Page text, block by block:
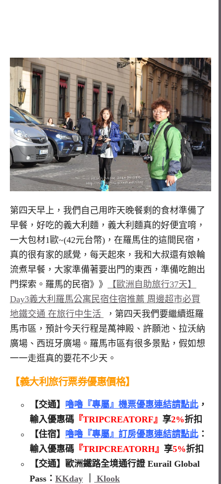
第四天早上，我們自己用昨天晚餐剩的食材準備了
早餐，好吃的義大利麵，義大利麵真的好便宜唷，
一大包材1歐~(42元台幣)，在羅馬住的這間民宿，
真的很有家的感覺，每天起來，我和大叔還有娘輪
流煮早餐，大家準備著要出門的東西，準備吃飽出
門探索。羅馬的民宿》》
【歐洲自助旅行37天】
Day3義大利羅馬公寓民宿住宿推薦 周邊超市必買
地鐵交通 在旅行中生活
，第四天我們要繼續逛羅
馬市區，預計今天行程是萬神殿、許願池、拉沃納
廣場、西班牙廣場。羅馬市區有很多景點，假如想
一一走逛真的要花不少天。
【義大利旅行票券優惠價格】
【交通】 嚕嚕『專屬』機票優惠連結請點此，
輸入優惠碼 『TRIPCREATORF』 享2%折扣
【住宿】 嚕嚕『專屬』訂房優惠連結請點此：
輸入優惠碼 『TRIPCREATORH』 享5%折扣
【交通】歐洲鐵路全境通行證 Eurail Global
Pass： KKday
Klook